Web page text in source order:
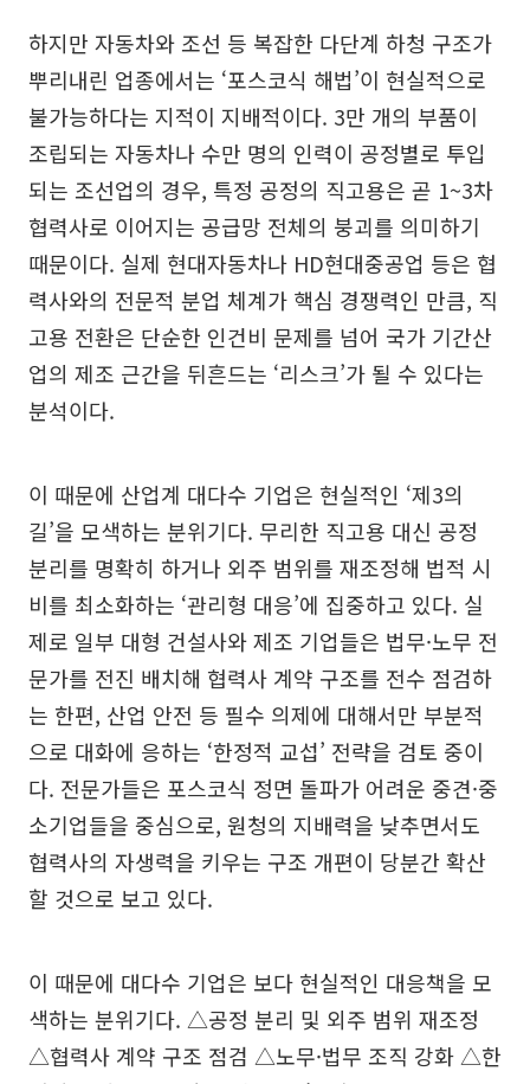
하지만 자동차와 조선 등 복잡한 다단계 하청 구조가
뿌리내린 업종에서는 ‘포스코식 해법’이 현실적으로
불가능하다는 지적이 지배적이다. 3만 개의 부품이
조립되는 자동차나 수만 명의 인력이 공정별로 투입
되는 조선업의 경우, 특정 공정의 직고용은 곧 1~3차
협력사로 이어지는 공급망 전체의 붕괴를 의미하기
때문이다. 실제 현대자동차나 HD현대중공업 등은 협
력사와의 전문적 분업 체계가 핵심 경쟁력인 만큼, 직
고용 전환은 단순한 인건비 문제를 넘어 국가 기간산
업의 제조 근간을 뒤흔드는 ‘리스크’가 될 수 있다는
분석이다.
이 때문에 산업계 대다수 기업은 현실적인 ‘제3의
길’을 모색하는 분위기다. 무리한 직고용 대신 공정
분리를 명확히 하거나 외주 범위를 재조정해 법적 시
비를 최소화하는 ‘관리형 대응’에 집중하고 있다. 실
제로 일부 대형 건설사와 제조 기업들은 법무·노무 전
문가를 전진 배치해 협력사 계약 구조를 전수 점검하
는 한편, 산업 안전 등 필수 의제에 대해서만 부분적
으로 대화에 응하는 ‘한정적 교섭’ 전략을 검토 중이
다. 전문가들은 포스코식 정면 돌파가 어려운 중견·중
소기업들을 중심으로, 원청의 지배력을 낮추면서도
협력사의 자생력을 키우는 구조 개편이 당분간 확산
할 것으로 보고 있다.
이 때문에 대다수 기업은 보다 현실적인 대응책을 모
색하는 분위기다. △공정 분리 및 외주 범위 재조정
△협력사 계약 구조 점검 △노무·법무 조직 강화 △한